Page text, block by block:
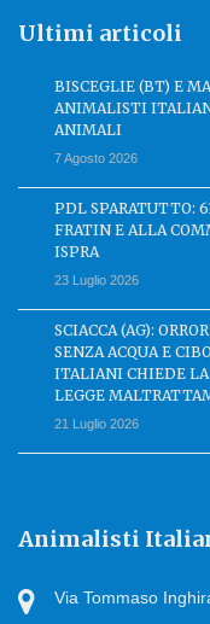
Ultimi articoli
BISCEGLIE (BT) E
ANIMALISTI
ANIMALI
7 Agosto 2026
PDL SPARATUTTO:
FRATIN E ALLA
ISPRA
23 Luglio 2026
SCIACCA (AG):
SENZA ACQUA E
ITALIANI CHIEDE LA
LEGGE
21 Luglio 2026
Animalisti
Via Tommaso